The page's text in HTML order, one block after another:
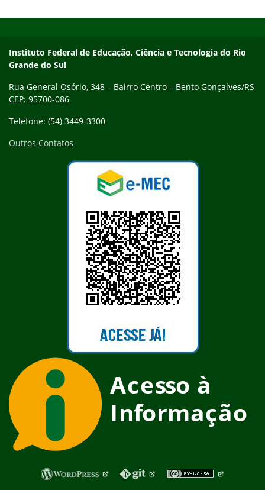
Contato
Instituto Federal de Educação, Ciência e Tecnologia do Rio
Grande do Sul
Rua General Osório, 348 – Bairro Centro – Bento Gonçalves/RS
CEP: 95700-086
Telefone: (54) 3449-3300
Outros Contatos